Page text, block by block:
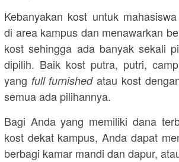
Kebanyakan kost untuk
di area kampus dan menawarkan
kost sehingga ada banyak sekali
dipilih. Baik kost putra, putri,
yang full furnishedatau kost
semua ada pilihannya.
Bagi Anda yang memiliki dana
kost dekat kampus, Anda dapat
berbagi kamar mandi dan dapur,